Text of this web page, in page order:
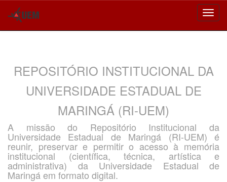
REPOSITÓRIO INSTITUCIONAL DA
UNIVERSIDADE ESTADUAL DE
MARINGÁ (RI-UEM)
A missão do Repositório Institucional da
Universidade Estadual de Maringá (RI-UEM) é
reunir, preservar e permitir o acesso à memória
institucional (científica, técnica, artística e
administrativa) da Universidade Estadual de
Maringá em formato digital.